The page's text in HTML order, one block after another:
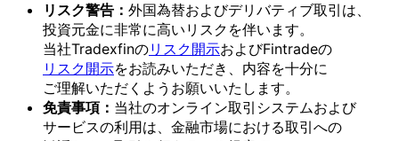
リスク警告： 外国為替およびデリバティブ取引は、
投資元金に非常に高いリスクを伴います。
当社Tradexfinのリスク開示およびFintradeの
リスク開示をお読みいただき、 内容を十分に
ご理解いただく よう お願いいたします。
免責事項： 当社のオンライン取引システムおよび
サービスの利用は、 金融市場における取引への